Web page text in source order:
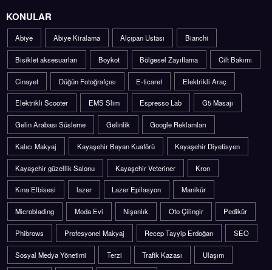
KONULAR
Abiye Abiye Kiralama Alçıpan Ustası Bianchi
Bisiklet aksesuarları Boykot Bölgesel Zayıflama Cilt Bakımı
Cinayet Düğün Fotoğrafçısı E-ticaret Elektrikli Araç
Elektrikli Scooter EMS Slim Espresso Lab G5 Masajı
Gelin Arabası Süsleme Gelinlik Google Reklamları
Kalıcı Makyaj Kayaşehir Bayan Kuaförü Kayaşehir Diyetisyen
Kayaşehir güzellik Salonu Kayaşehir Veteriner Kron
Kına Elbisesi lazer Lazer Epilasyon Manikür
Microblading Moda Evi Nişanlık Oto Çilingir Pedikür
Phibrows Profesyonel Makyaj Recep Tayyip Erdoğan SEO
Sosyal Medya Yönetimi Terzi Trafik Kazası Ulaşım